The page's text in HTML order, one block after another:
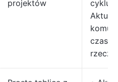
projektów
cyklu
czasie